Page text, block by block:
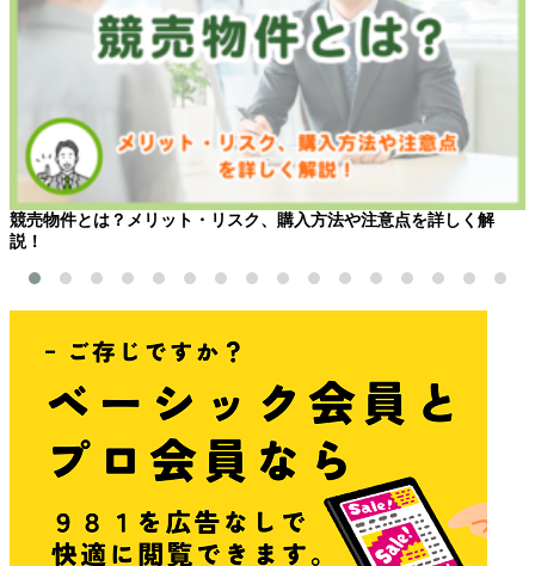
競売物件とは？メリット・リスク、購入方法や注意点を詳しく解
説！